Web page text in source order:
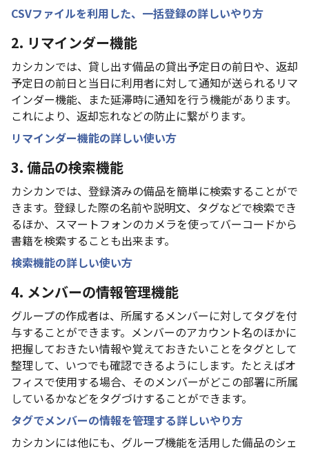
CSVファイルを利用した、一括登録の詳しいやり方
2. リマインダー機能
カシカンでは、貸し出す備品の貸出予定日の前日や、返却
予定日の前日と当日に利用者に対して通知が送られるリマ
インダー機能、また延滞時に通知を行う機能があります。
これにより、返却忘れなどの防止に繋がります。
リマインダー機能の詳しい使い方
3. 備品の検索機能
カシカンでは、登録済みの備品を簡単に検索することがで
きます。登録した際の名前や説明文、タグなどで検索でき
るほか、スマートフォンのカメラを使ってバーコードから
書籍を検索することも出来ます。
検索機能の詳しい使い方
4. メンバーの情報管理機能
グループの作成者は、所属するメンバーに対してタグを付
与することができます。メンバーのアカウント名のほかに
把握しておきたい情報や覚えておきたいことをタグとして
整理して、いつでも確認できるようにします。たとえばオ
フィスで使用する場合、そのメンバーがどこの部署に所属
しているかなどをタグづけすることができます。
タグでメンバーの情報を管理する詳しいやり方
カシカンには他にも、グループ機能を活用した備品のシェ